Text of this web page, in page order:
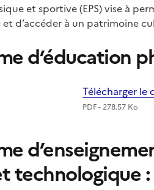
et sportive (EPS) vise à
d’accéder à un patrimoine
d’éducation
Télécharger
PDF - 278.57 Ko
technologique :